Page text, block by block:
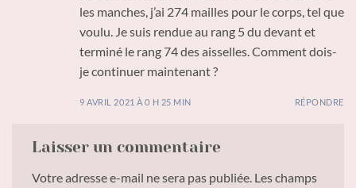
les manches, j’ai 274 mailles pour le corps, tel que
voulu. Je suis rendue au rang 5 du devant et
terminé le rang 74 des aisselles. Comment dois-
je continuer maintenant ?
9 AVRIL 2021 À 0 H 25 MIN RÉPONDRE
Laisser un commentaire
Votre adresse e-mail ne sera pas publiée. Les champs